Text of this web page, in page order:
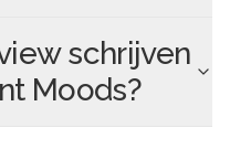
schrijven
Moods?